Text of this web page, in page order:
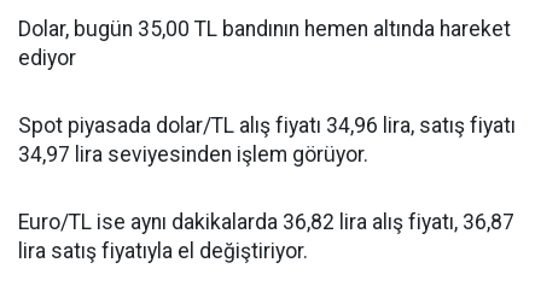
Dolar, bugün 35,00 TL bandının hemen altında hareket
ediyor
Spot piyasada dolar/TL alış fiyatı 34,96 lira, satış fiyatı
34,97 lira seviyesinden işlem görüyor.
Euro/TL ise aynı dakikalarda 36,82 lira alış fiyatı, 36,87
lira satış fiyatıyla el değiştiriyor.